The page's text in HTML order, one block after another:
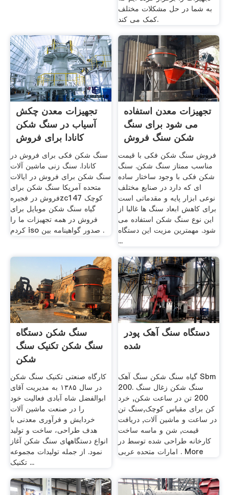
به شما در حل مشکلات مختلف
کمک می کند.
تجهیزات معدن چکش
آسیاب در سنگ شکن
کانادا برای فروش
سنگ شکن فکی برای فروش در
کانادا. سنگ زنی ماشین آلات
سنگ شکن برای فروش در ایالات
متحده آمریکا سنگ شکن برای
فروش در فجیرهzc147 کوچک
گیاه سنگ شکن موبایل برای
فروش در همه تجهیزات ما را
کردم iso صدور گواهینامه بین .
تجهیزات معدن استفاده
می شود برای سنگ
شکن سنگ فروش
فروش سنگ شکن فکی با قیمت
مناسب ممتاز سنگ شکن. سنگ
شکن فکی با وجود ساختار ساده
ای که دارد در صنایع مختلف
نوعی ابزار پایه و مقدماتی است
برای کاهش ابعاد سنگ ها غالبا از
این نوع سنگ شکن استفاده می
شود. مهمترین مزیت این دستگاه
...
سنگ شکن دستگاه
سنگ شکن تکنیک سنگ
شکن
کارگاه صنعتی تکنیک سنگ شکن
در سال ۱۳۸۵ به مدیریت آقای
ابوالفضل شاه آبادی فعالیت خود
را در صنعت ماشین آلات
خردایش و فرآوری معدنی با
هدف طراحی، ساخت و تولید
انواع دستگاههای سنگ شکن آغاز
نمود. از جمله تولیدات مجموعه
تکنیک ...
دستگاه سنگ آهک پودر
شده
گیاه سنگ شکن سنگ آهک Sbm
200. سنگ شکن زغال سنگ
200 تن در ساعت شکن, خرد
کن برای مقیاس کوچک,سنگ تن
در ساعت و ماشین آلات, دریافت
قیمت, شن و ماسه ساخت
کارخانه طراحی شده توسط در
امارات متحده عربی . More